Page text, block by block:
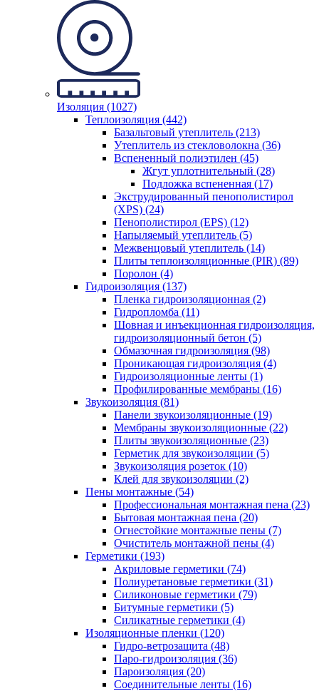
Изоляция (1027)
Теплоизоляция (442)
Базальтовый утеплитель (213)
Утеплитель из стекловолокна (36)
Вспененный полиэтилен (45)
Жгут уплотнительный (28)
Подложка вспененная (17)
Экструдированный пенополистирол
(XPS) (24)
Пенополистирол (EPS) (12)
Напыляемый утеплитель (5)
Межвенцовый утеплитель (14)
Плиты теплоизоляционные (PIR) (89)
Поролон (4)
Гидроизоляция (137)
Пленка гидроизоляционная (2)
Гидропломба (11)
Шовная и инъекционная гидроизоляция,
гидроизоляционный бетон (5)
Обмазочная гидроизоляция (98)
Проникающая гидроизоляция (4)
Гидроизоляционные ленты (1)
Профилированные мембраны (16)
Звукоизоляция (81)
Панели звукоизоляционные (19)
Мембраны звукоизоляционные (22)
Плиты звукоизоляционные (23)
Герметик для звукоизоляции (5)
Звукоизоляция розеток (10)
Клей для звукоизоляции (2)
Пены монтажные (54)
Профессиональная монтажная пена (23)
Бытовая монтажная пена (20)
Огнестойкие монтажные пены (7)
Очиститель монтажной пены (4)
Герметики (193)
Акриловые герметики (74)
Полиуретановые герметики (31)
Силиконовые герметики (79)
Битумные герметики (5)
Силикатные герметики (4)
Изоляционные пленки (120)
Гидро-ветрозащита (48)
Паро-гидроизоляция (36)
Пароизоляция (20)
Соединительные ленты (16)